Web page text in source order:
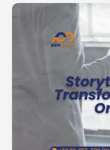
Storytelling
Transformasi